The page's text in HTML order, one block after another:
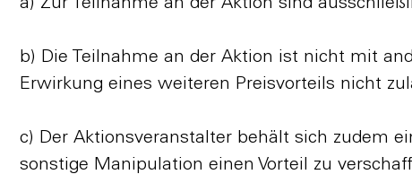
b) Die Teilnahme an der Aktion ist nicht mit
Erwirkung eines weiteren Preisvorteils nicht
c) Der Aktionsveranstalter behält sich zudem
sonstige Manipulation einen Vorteil zu